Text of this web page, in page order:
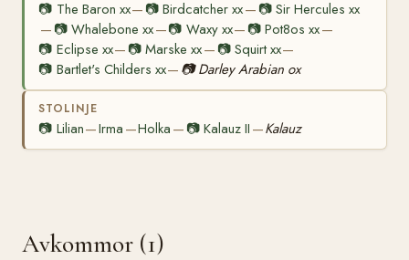
📷 The Baron xx— 📷Birdcatcher xx— 📷 Sir Hercules xx
— 📷Whalebone xx—📷 Waxy xx— 📷Pot8os xx—
📷 Eclipse xx— 📷Marske xx— 📷 Squirt xx—
📷 Bartlet's Childers xx— 📷 Darley Arabian ox
STOLINJE
📷 Lilian—Irma —Holka — 📷Kalauz II —Kalauz
Avkommor (1)